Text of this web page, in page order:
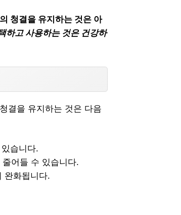
청결을 유지하는 것은 아
하고 사용하는 것은 건강하
결을 유지하는 것은 다음
습니다.
어들 수 있습니다.
완화됩니다.